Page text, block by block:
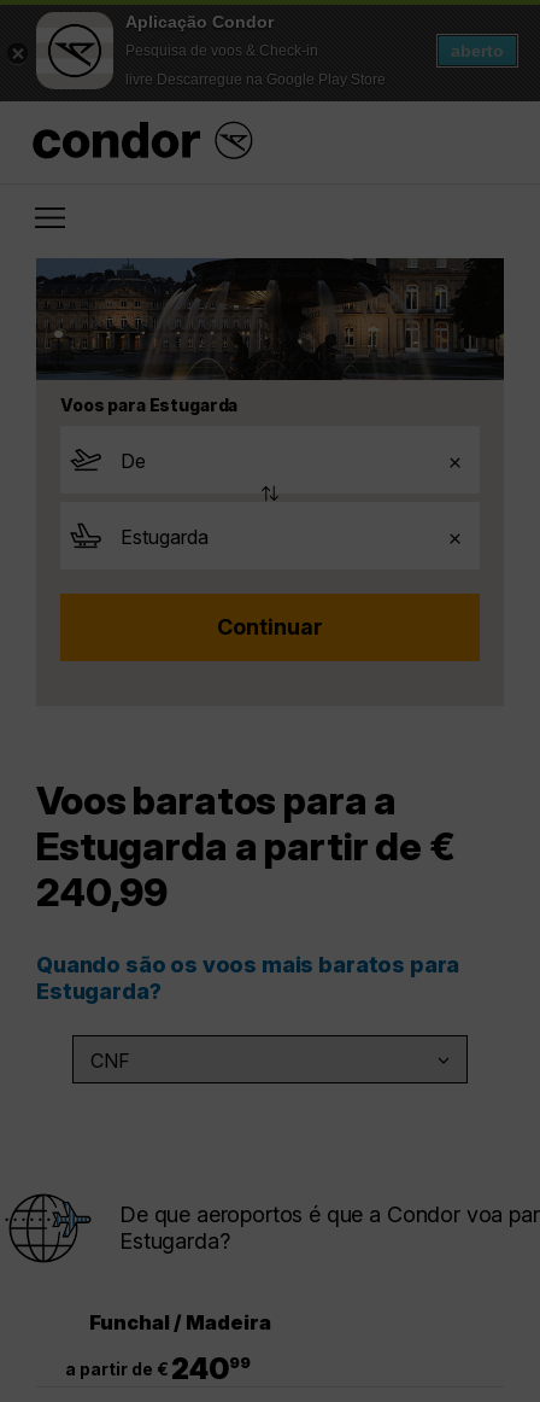
Aplicação Condor
Pesquisa de voos & Check-in
livre Descarregue na Google Play Store
aberto
Voos para Estugarda
Voos baratos para a
Estugarda a partir de €
240,99
Quando são os voos mais baratos para
Estugarda?
De que aeroportos é que a Condor voa
Estugarda?
Funchal / Madeira
a partir de € 24099